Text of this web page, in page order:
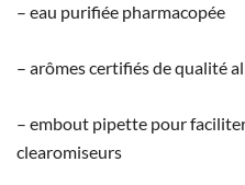
– eau purifiée pharmacopée
– arômes certifiés de qualité
– embout pipette pour
clearomiseurs